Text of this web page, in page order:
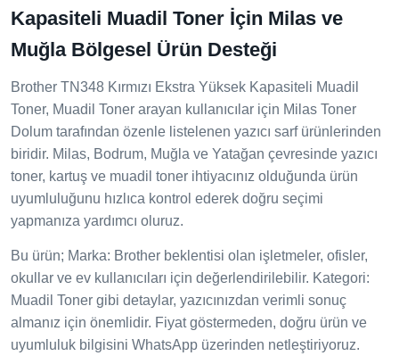
Kapasiteli Muadil Toner İçin Milas ve
Muğla Bölgesel Ürün Desteği
Brother TN348 Kırmızı Ekstra Yüksek Kapasiteli Muadil
Toner, Muadil Toner arayan kullanıcılar için Milas Toner
Dolum tarafından özenle listelenen yazıcı sarf ürünlerinden
biridir. Milas, Bodrum, Muğla ve Yatağan çevresinde yazıcı
toner, kartuş ve muadil toner ihtiyacınız olduğunda ürün
uyumluluğunu hızlıca kontrol ederek doğru seçimi
yapmanıza yardımcı oluruz.
Bu ürün; Marka: Brother beklentisi olan işletmeler, ofisler,
okullar ve ev kullanıcıları için değerlendirilebilir. Kategori:
Muadil Toner gibi detaylar, yazıcınızdan verimli sonuç
almanız için önemlidir. Fiyat göstermeden, doğru ürün ve
uyumluluk bilgisini WhatsApp üzerinden netleştiriyoruz.